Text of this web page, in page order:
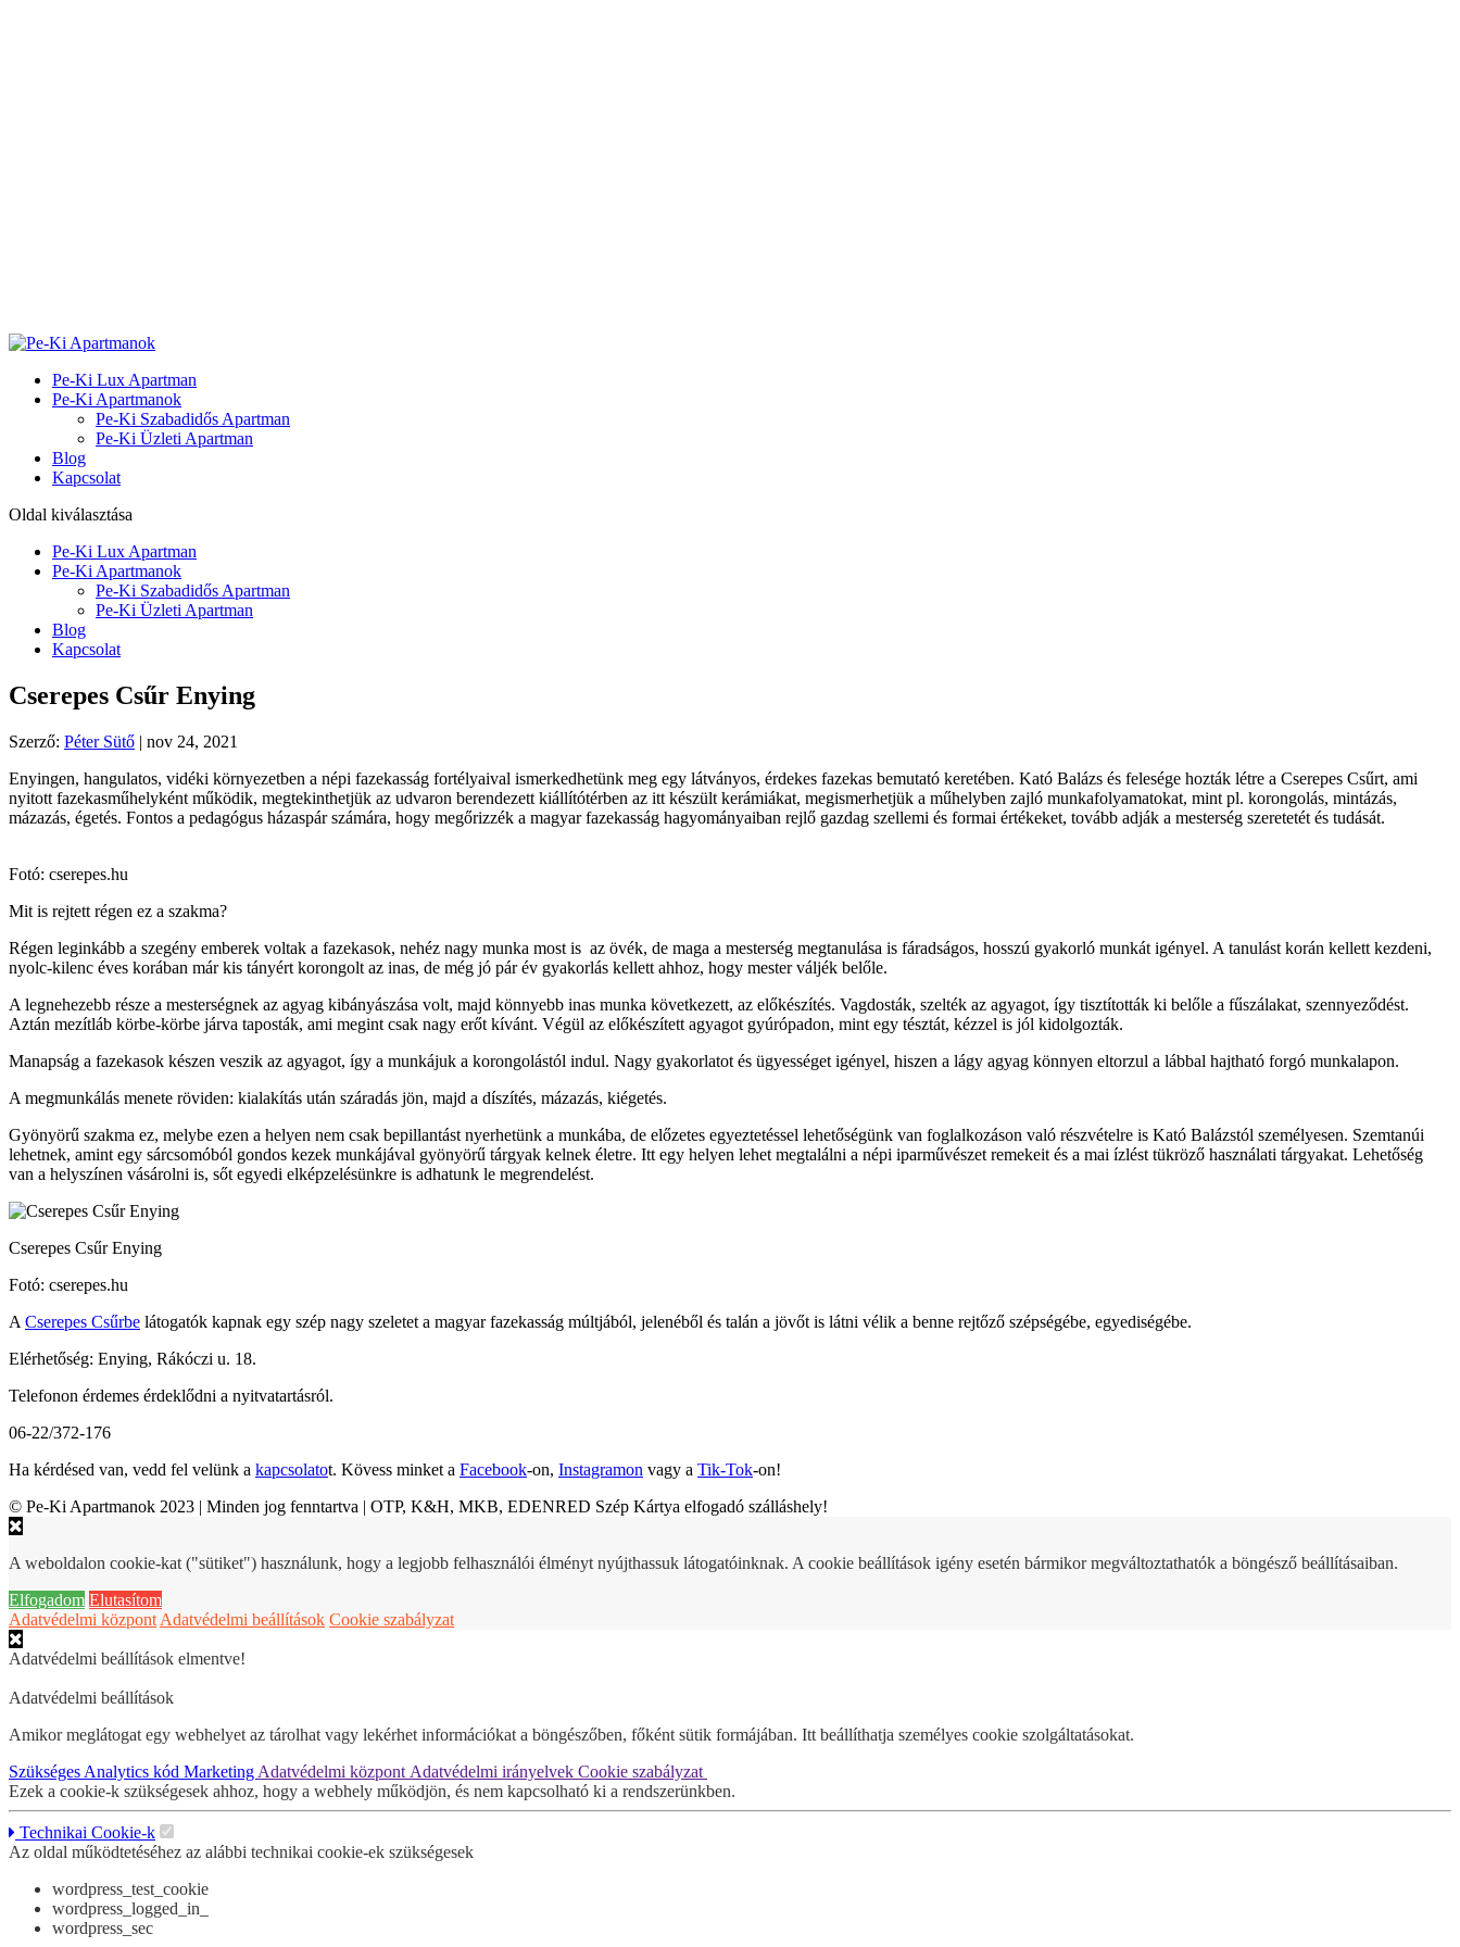
Pe-Ki Lux Apartman
Pe-Ki Apartmanok
Pe-Ki Szabadidős Apartman
Pe-Ki Üzleti Apartman
Blog
Kapcsolat
Oldal kiválasztása
Pe-Ki Lux Apartman
Pe-Ki Apartmanok
Pe-Ki Szabadidős Apartman
Pe-Ki Üzleti Apartman
Blog
Kapcsolat
Cserepes Csűr Enying
Szerző: Péter Sütő | nov 24, 2021
Enyingen, hangulatos, vidéki környezetben a népi fazekasság fortélyaival ismerkedhetünk meg egy látványos, érdekes fazekas bemutató keretében. Kató Balázs és felesége hozták létre a Cserepes Csűrt, ami
nyitott fazekasműhelyként működik, megtekinthetjük az udvaron berendezett kiállítótérben az itt készült kerámiákat, megismerhetjük a műhelyben zajló munkafolyamatokat, mint pl. korongolás, mintázás,
mázazás, égetés. Fontos a pedagógus házaspár számára, hogy megőrizzék a magyar fazekasság hagyományaiban rejlő gazdag szellemi és formai értékeket, tovább adják a mesterség szeretetét és tudását.
Fotó: cserepes.hu
Mit is rejtett régen ez a szakma?
Régen leginkább a szegény emberek voltak a fazekasok, nehéz nagy munka most is az övék, de maga a mesterség megtanulása is fáradságos, hosszú gyakorló munkát igényel. A tanulást korán kellett kezdeni,
nyolc-kilenc éves korában már kis tányért korongolt az inas, de még jó pár év gyakorlás kellett ahhoz, hogy mester váljék belőle.
A legnehezebb része a mesterségnek az agyag kibányászása volt, majd könnyebb inas munka következett, az előkészítés. Vagdosták, szelték az agyagot, így tisztították ki belőle a fűszálakat, szennyeződést.
Aztán mezítláb körbe-körbe járva taposták, ami megint csak nagy erőt kívánt. Végül az előkészített agyagot gyúrópadon, mint egy tésztát, kézzel is jól kidolgozták.
Manapság a fazekasok készen veszik az agyagot, így a munkájuk a korongolástól indul. Nagy gyakorlatot és ügyességet igényel, hiszen a lágy agyag könnyen eltorzul a lábbal hajtható forgó munkalapon.
A megmunkálás menete röviden: kialakítás után száradás jön, majd a díszítés, mázazás, kiégetés.
Gyönyörű szakma ez, melybe ezen a helyen nem csak bepillantást nyerhetünk a munkába, de előzetes egyeztetéssel lehetőségünk van foglalkozáson való részvételre is Kató Balázstól személyesen. Szemtanúi
lehetnek, amint egy sárcsomóból gondos kezek munkájával gyönyörű tárgyak kelnek életre. Itt egy helyen lehet megtalálni a népi iparművészet remekeit és a mai ízlést tükröző használati tárgyakat. Lehetőség
van a helyszínen vásárolni is, sőt egyedi elképzelésünkre is adhatunk le megrendelést.
Cserepes Csűr Enying
Fotó: cserepes.hu
A Cserepes Csűrbe látogatók kapnak egy szép nagy szeletet a magyar fazekasság múltjából, jelenéből és talán a jövőt is látni vélik a benne rejtőző szépségébe, egyediségébe.
Elérhetőség: Enying, Rákóczi u. 18.
Telefonon érdemes érdeklődni a nyitvatartásról.
06-22/372-176
Ha kérdésed van, vedd fel velünk a kapcsolatot. Kövess minket a Facebook-on, Instagramon vagy a Tik-Tok-on!
© Pe-Ki Apartmanok 2023 | Minden jog fenntartva | OTP, K&H, MKB, EDENRED Szép Kártya elfogadó szálláshely!
A weboldalon cookie-kat ("sütiket") használunk, hogy a legjobb felhasználói élményt nyújthassuk látogatóinknak. A cookie beállítások igény esetén bármikor megváltoztathatók a böngésző beállításaiban.
Elfogadom Elutasítom
Adatvédelmi központ Adatvédelmi beállítások Cookie szabályzat
Adatvédelmi beállítások elmentve!
Adatvédelmi beállítások
Amikor meglátogat egy webhelyet az tárolhat vagy lekérhet információkat a böngészőben, főként sütik formájában. Itt beállíthatja személyes cookie szolgáltatásokat.
Szükséges Analytics kód Marketing Adatvédelmi központ Adatvédelmi irányelvek Cookie szabályzat
Ezek a cookie-k szükségesek ahhoz, hogy a webhely működjön, és nem kapcsolható ki a rendszerünkben.
Technikai Cookie-k
Az oldal működtetéséhez az alábbi technikai cookie-ek szükségesek
wordpress_test_cookie
wordpress_logged_in_
wordpress_sec